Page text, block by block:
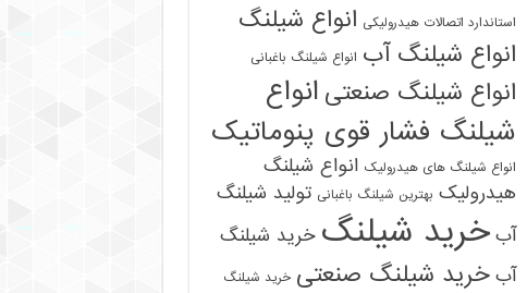
استاندارد اتصالات هیدرولیکی انواع شیلنگ
انواع شیلنگ آب انواع شیلنگ باغبانی
انواع شیلنگ صنعتی انواع
شیلنگ فشار قوی پنوماتیک
انواع شیلنگ های هیدرولیک انواع شیلنگ
هیدرولیک بهترین شیلنگ باغبانی تولید شیلنگ
آب خرید شیلنگ خرید شیلنگ
آب خرید شیلنگ صنعتی خرید شیلنگ